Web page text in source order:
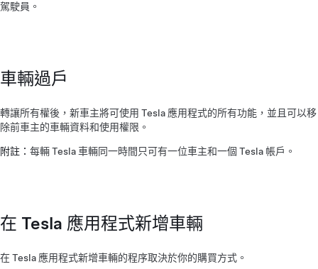
駕駛員。
車輛過戶
轉讓所有權後，新車主將可使用 Tesla 應用程式的所有功能，並且可以移
除前車主的車輛資料和使用權限。
附註： 每輛 Tesla 車輛同一時間只可有一位車主和一個 Tesla 帳戶。
在 Tesla 應用程式新增車輛
在 Tesla 應用程式新增車輛的程序取決於你的購買方式。